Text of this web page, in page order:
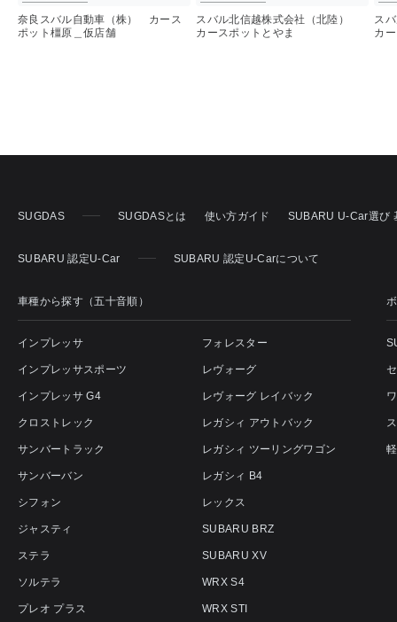
奈良スバル自動車（株） カース
ポット橿原＿仮店舗
スバル北信越株式会社（北陸）
カースポットとやま
ス
カ
SUGDAS SUGDASとは 使い方ガイド SUBARU U-Car選び
SUBARU 認定U-Car SUBARU 認定U-Carについて
車種から探す（五十音順）
インプレッサ
インプレッサスポーツ
インプレッサ G4
クロストレック
サンバートラック
サンバーバン
シフォン
ジャスティ
ステラ
ソルテラ
プレオ プラス
フォレスター
レヴォーグ
レヴォーグ レイバック
レガシィ アウトバック
レガシィ ツーリングワゴン
レガシィ B4
レックス
SUBARU BRZ
SUBARU XV
WRX S4
WRX STI